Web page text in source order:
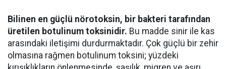
Bilinen en güçlü nörotoksin, bir bakteri tarafından
üretilen botulinum toksinidir. Bu madde sinir ile kas
arasındaki iletişimi durdurmaktadır. Çok güçlü bir zehir
olmasına rağmen botulinum toksini; yüzdeki